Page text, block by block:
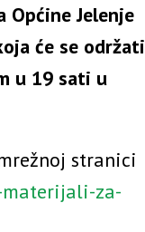
Općine Jelenje
će se održati
u 19 sati u
stranici
za-